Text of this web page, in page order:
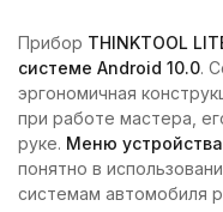
Прибор THINKTOOL
системе Android 10.0.
эргономичная
при работе мастера,
руке. Меню устройства
понятно в
системам автомобиля